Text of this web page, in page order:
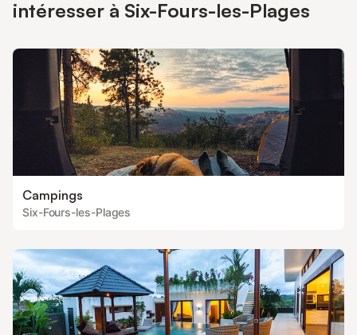
environs et les attractions de cette station balnéaire prisée. Le
linge de lit et de serviette est disponible pour un supplément sur
intéresser à Six-Fours-les-Plages
Campings
Six-Fours-les-Plages